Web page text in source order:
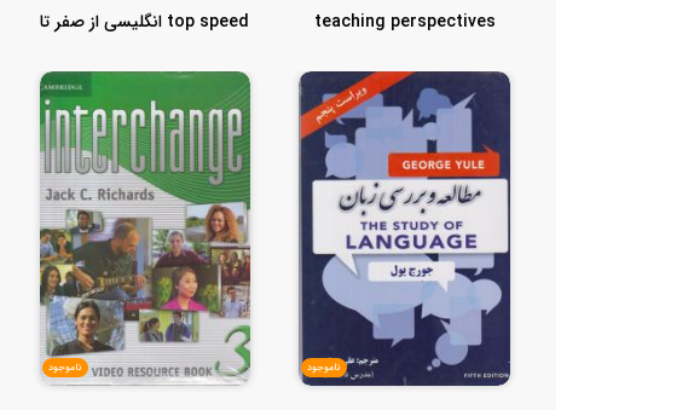
teaching perspectives
top speed انگلیسی از صفر تا
ناموجود ناموجود